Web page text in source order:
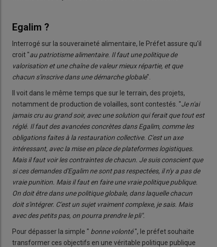
Egalim ?
Interrogé sur la souveraineté alimentaire, le Préfet assure qu'il
croit "au patriotisme alimentaire. Il faut une politique de
valorisation et une chaîne de valeur mieux répartie, et que
chacun s'inscrive dans une démarche globale".
Il voit dans le même temps que sur le terrain, des projets,
notamment de production de volailles, sont contestés. "Je n'ai
jamais cru au grand soir, avec une solution qui ferait que tout est
réglé. Il faut des avancées concrètes dans Egalim, comme les
obligations faites à la restauration collective. C'est un axe
intéressant, avec la mise en place de plateformes logistiques.
Mais il faut voir les contraintes de chacun. Je suis conscient que
si ces demandes d'Egalim ne sont pas respectées, il n'y a pas de
vraie punition. Mais il faut en faire une vraie politique publique.
On doit être dans une politique globale, dans laquelle chacun
doit s'intégrer. C'est un sujet vraiment complexe, je sais. Mais
avec des petits pas, on pourra prendre le pli".
Pour dépasser la simple " bonne volonté", le préfet souhaite
transformer ces objectifs en une véritable politique publique